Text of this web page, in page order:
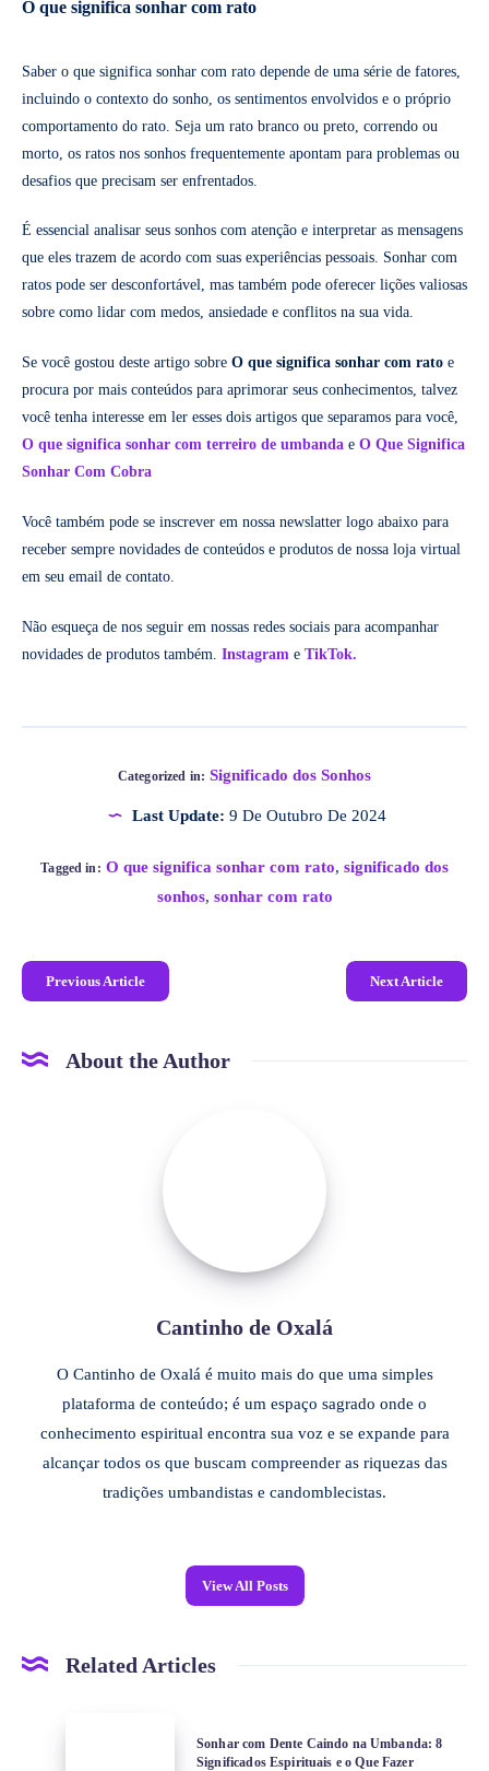
O que significa sonhar com rato
Saber o que significa sonhar com rato depende de uma série de fatores,
incluindo o contexto do sonho, os sentimentos envolvidos e o próprio
comportamento do rato. Seja um rato branco ou preto, correndo ou
morto, os ratos nos sonhos frequentemente apontam para problemas ou
desafios que precisam ser enfrentados.
É essencial analisar seus sonhos com atenção e interpretar as mensagens
que eles trazem de acordo com suas experiências pessoais. Sonhar com
ratos pode ser desconfortável, mas também pode oferecer lições valiosas
sobre como lidar com medos, ansiedade e conflitos na sua vida.
Se você gostou deste artigo sobre O que significa sonhar com rato e
procura por mais conteúdos para aprimorar seus conhecimentos, talvez
você tenha interesse em ler esses dois artigos que separamos para você,
O que significa sonhar com terreiro de umbanda e O Que Significa
Sonhar Com Cobra
Você também pode se inscrever em nossa newslatter logo abaixo para
receber sempre novidades de conteúdos e produtos de nossa loja virtual
em seu email de contato.
Não esqueça de nos seguir em nossas redes sociais para acompanhar
novidades de produtos também. Instagram e TikTok.
Categorized in: Significado dos Sonhos
Last Update: 9 De Outubro De 2024
Tagged in: O que significa sonhar com rato, significado dos
sonhos, sonhar com rato
Previous Article Next Article
About the Author
Cantinho de Oxalá
O Cantinho de Oxalá é muito mais do que uma simples
plataforma de conteúdo; é um espaço sagrado onde o
conhecimento espiritual encontra sua voz e se expande para
alcançar todos os que buscam compreender as riquezas das
tradições umbandistas e candomblecistas.
View All Posts
Related Articles
Sonhar com Dente Caindo na Umbanda: 8
Significados Espirituais e o Que Fazer